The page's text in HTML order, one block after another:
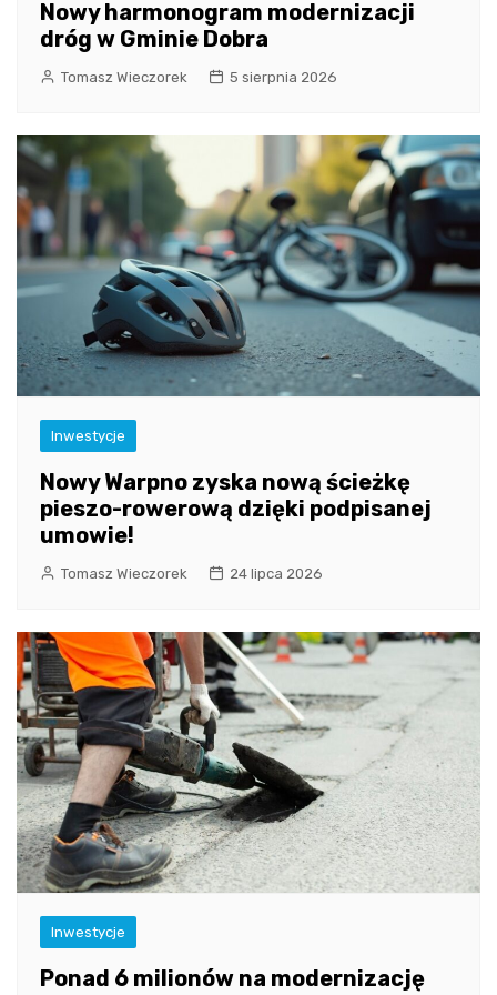
Nowy harmonogram modernizacji
dróg w Gminie Dobra
Tomasz Wieczorek 5 sierpnia 2026
Inwestycje
Nowy Warpno zyska nową ścieżkę
pieszo-rowerową dzięki podpisanej
umowie!
Tomasz Wieczorek 24 lipca 2026
Inwestycje
Ponad 6 milionów na modernizację